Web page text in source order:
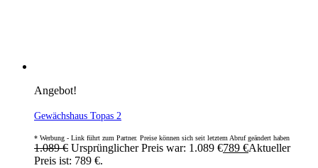
Angebot!
Gewächshaus Topas 2
1.089€ Ursprünglicher Preis war: 1.089 €789 €Aktueller
Preis ist: 789 €.